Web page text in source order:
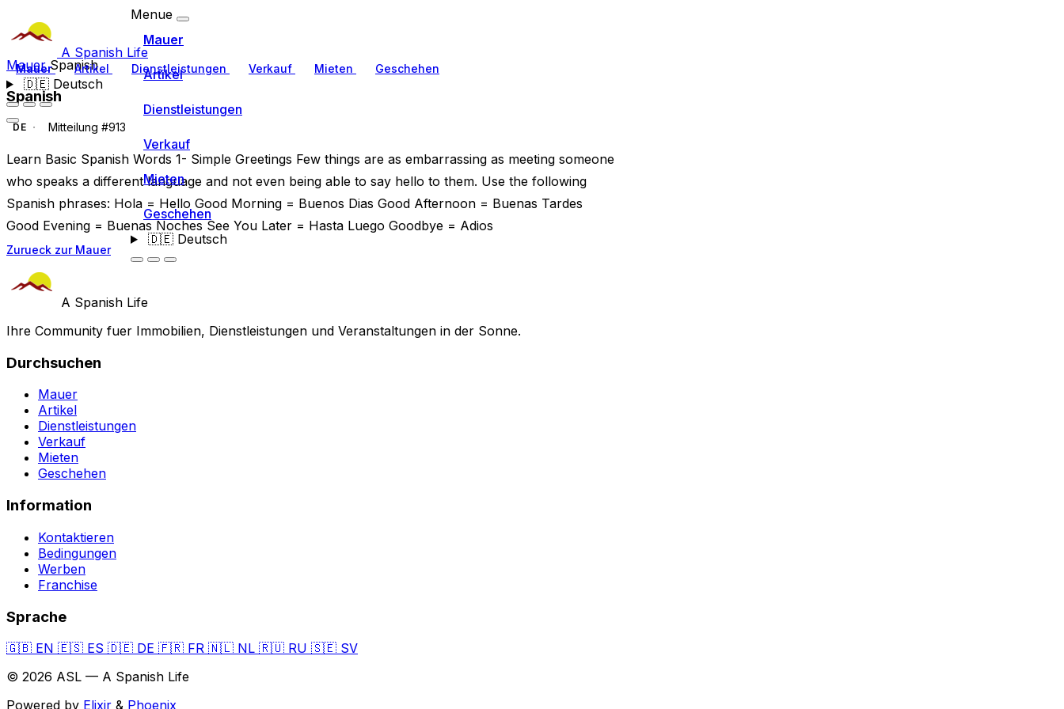
A Spanish Life
Mauer Artikel Dienstleistungen Verkauf Mieten Geschehen
🇩🇪Deutsch
Menue
Mauer
Artikel
Dienstleistungen
Verkauf
Mieten
Geschehen
🇩🇪Deutsch
MauerSpanish
Spanish
DE Mitteilung #913
Learn Basic Spanish Words 1- Simple Greetings Few things are as embarrassing as meeting someone
who speaks a different language and not even being able to say hello to them. Use the following
Spanish phrases: Hola = Hello Good Morning = Buenos Dias Good Afternoon = Buenas Tardes
Good Evening = Buenas Noches See You Later = Hasta Luego Goodbye = Adios
Zurueck zur Mauer
A Spanish Life
Ihre Community fuer Immobilien, Dienstleistungen und Veranstaltungen in der Sonne.
Durchsuchen
Mauer
Artikel
Dienstleistungen
Verkauf
Mieten
Geschehen
Information
Kontaktieren
Bedingungen
Werben
Franchise
Sprache
🇬🇧 EN 🇪🇸 ES 🇩🇪 DE 🇫🇷 FR 🇳🇱 NL 🇷🇺 RU 🇸🇪 SV
© 2026 ASL — A Spanish Life
Powered by Elixir & Phoenix